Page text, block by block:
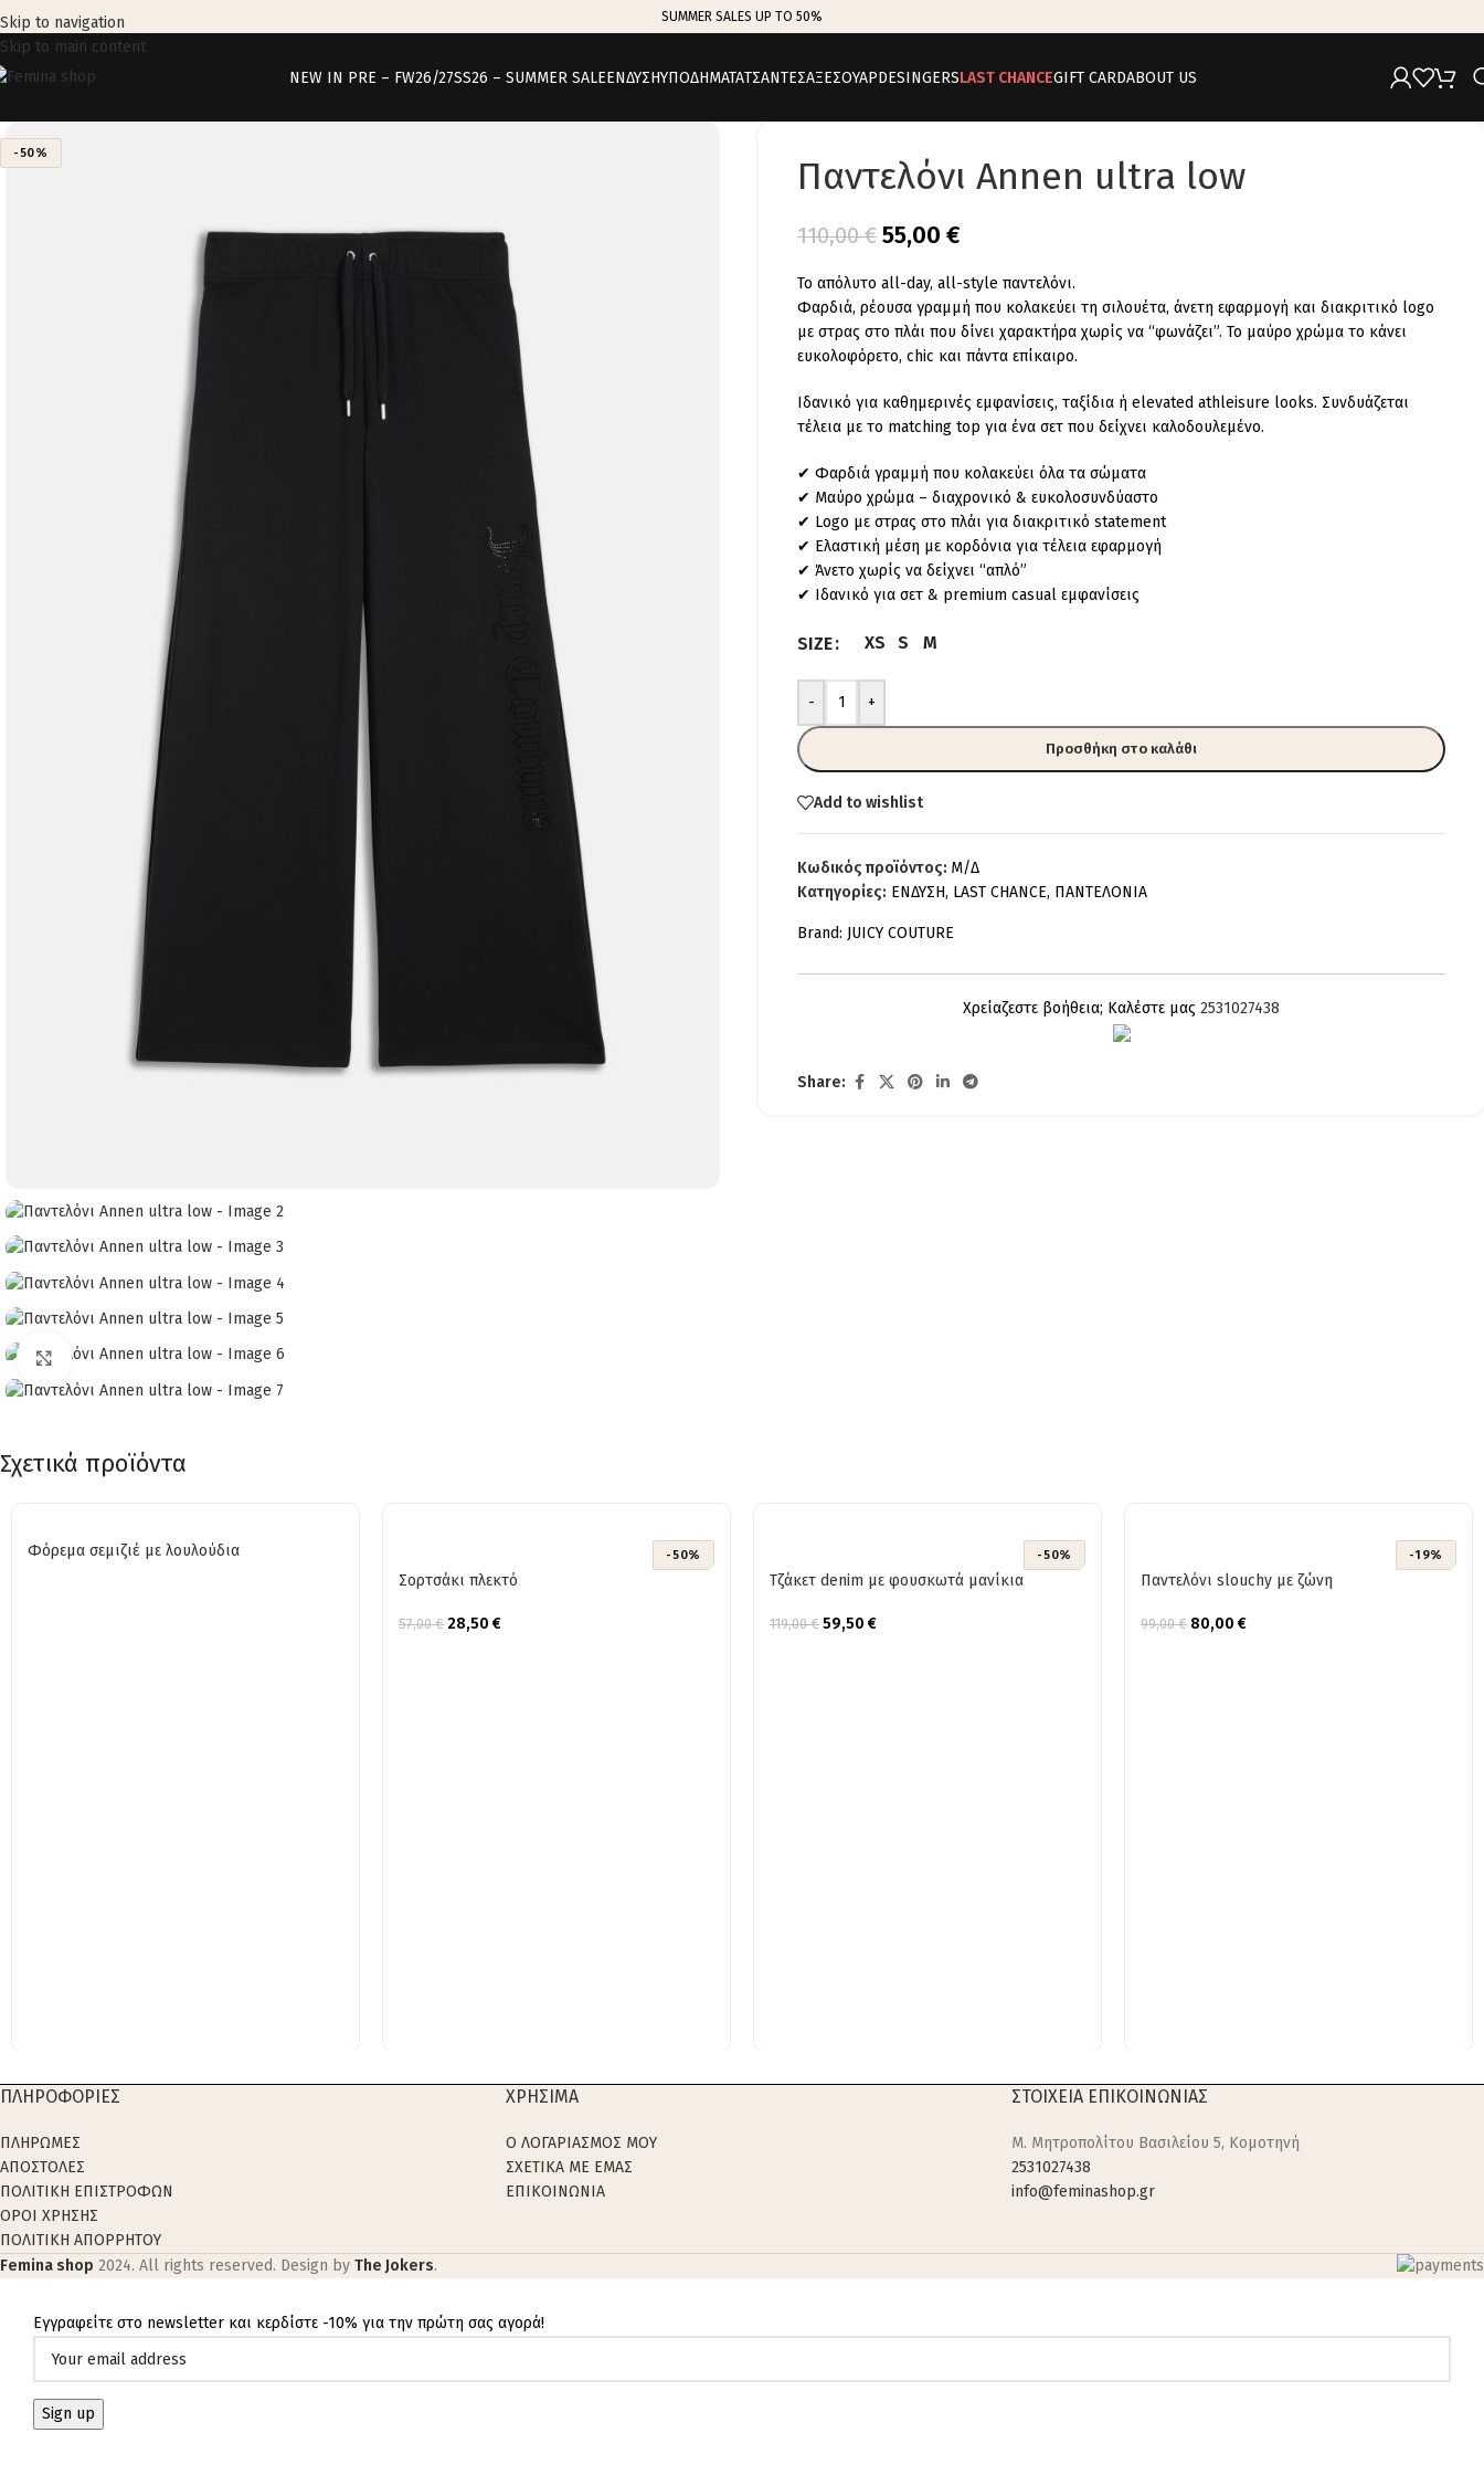
Skip to navigation
Skip to main content
SUMMER SALES UP TO 50%
NEW IN PRE – FW26/27SS26 – SUMMER SALEΕΝΔΥΣΗΥΠΟΔΗΜΑΤΑΤΣΑΝΤΕΣΑΞΕΣΟΥΑΡDESINGERSLAST CHANCEGIFT CARDABOUT US
-50%
Click to enlarge
Παντελόνι Annen ultra low
110,00€ 55,00 €
Το απόλυτο all-day, all-style παντελόνι.
Φαρδιά, ρέουσα γραμμή που κολακεύει τη σιλουέτα, άνετη εφαρμογή και διακριτικό logo
με στρας στο πλάι που δίνει χαρακτήρα χωρίς να “φωνάζει”. Το μαύρο χρώμα το κάνει
ευκολοφόρετο, chic και πάντα επίκαιρο.
Ιδανικό για καθημερινές εμφανίσεις, ταξίδια ή elevated athleisure looks. Συνδυάζεται
τέλεια με το matching top για ένα σετ που δείχνει καλοδουλεμένο.
✔ Φαρδιά γραμμή που κολακεύει όλα τα σώματα
✔ Μαύρο χρώμα – διαχρονικό & ευκολοσυνδύαστο
✔ Logo με στρας στο πλάι για διακριτικό statement
✔ Ελαστική μέση με κορδόνια για τέλεια εφαρμογή
✔ Άνετο χωρίς να δείχνει “απλό”
✔ Ιδανικό για σετ & premium casual εμφανίσεις
SIZE XS S M
- +
Προσθήκη στο καλάθι
Add to wishlist
Κωδικός προϊόντος: Μ/Δ
Κατηγορίες: ΕΝΔΥΣΗ, LAST CHANCE, ΠΑΝΤΕΛΟΝΙΑ
Brand: JUICY COUTURE
Χρείαζεστε βοήθεια; Καλέστε μας 2531027438
Share:
Σχετικά προϊόντα
Φόρεμα σεμιζιέ με λουλούδια -50%
Σορτσάκι πλεκτό
57,00€ 28,50 €
-50%
Τζάκετ denim με φουσκωτά μανίκια
119,00€ 59,50 €
-19%
Παντελόνι slouchy με ζώνη
99,00€ 80,00 €
ΠΛΗΡΟΦΟΡΙΕΣ
ΠΛΗΡΩΜΕΣ
ΑΠΟΣΤΟΛΕΣ
ΠΟΛΙΤΙΚΗ ΕΠΙΣΤΡΟΦΩΝ
ΟΡΟΙ ΧΡΗΣΗΣ
ΠΟΛΙΤΙΚΗ ΑΠΟΡΡΗΤΟΥ
ΧΡΗΣΙΜΑ
Ο ΛΟΓΑΡΙΑΣΜΟΣ ΜΟΥ
ΣΧΕΤΙΚΑ ΜΕ ΕΜΑΣ
ΕΠΙΚΟΙΝΩΝΙΑ
ΣΤΟΙΧΕΙΑ ΕΠΙΚΟΙΝΩΝΙΑΣ
M. Μητροπολίτου Βασιλείου 5, Κομοτηνή
2531027438
info@feminashop.gr
Femina shop 2024. All rights reserved. Design by The Jokers.
Εγγραφείτε στο newsletter και κερδίστε -10% για την πρώτη σας αγορά!